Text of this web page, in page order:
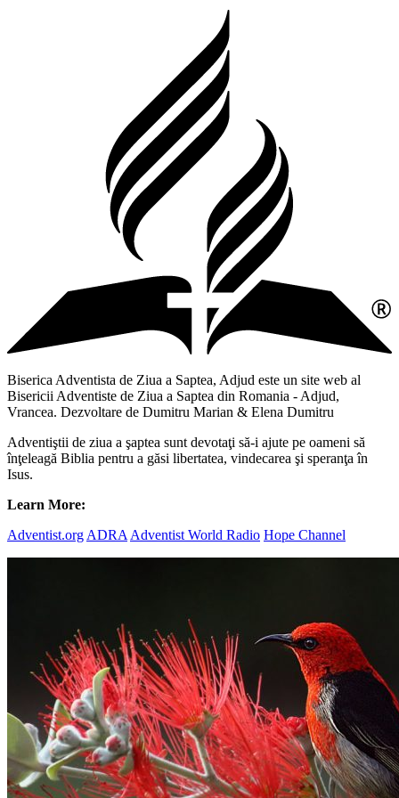
Biserica Adventista de Ziua a Saptea, Adjud este un site web al
Bisericii Adventiste de Ziua a Saptea din Romania - Adjud,
Vrancea. Dezvoltare de Dumitru Marian & Elena Dumitru
Adventiştii de ziua a şaptea sunt devotaţi să-i ajute pe oameni să
înţeleagă Biblia pentru a găsi libertatea, vindecarea şi speranţa în
Isus.
Learn More:
Adventist.org ADRA Adventist World Radio Hope Channel